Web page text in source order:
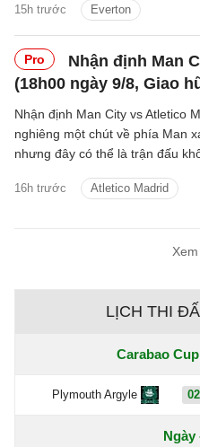
15h trước Everton
Pro
Nhận định Man
(18h00 ngày 9/8, Giao
16h trước Atletico Madrid
Nhận định Man City vs Atletico
nghiêng một chút về phía Man
nhưng đây có thể là trận đấu
LỊCH THI
Carabao
Plymouth Argyle
Ngày